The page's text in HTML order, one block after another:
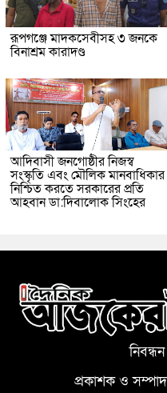
রূপগঞ্জে মাদকসেবীসহ ৩ জনকে
বিনাশ্রম কারাদণ্ড
আদিবাসী জনগোষ্ঠীর নিজস্ব
সংস্কৃতি এবং মৌলিক মানবাধিকার
নিশ্চিত করতে সরকারের প্রতি
আহবান ডা:দিবালোক সিংহের
প্রকাশক ও